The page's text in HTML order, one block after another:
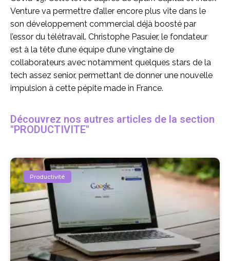
Venture va permettre d’aller encore plus vite dans le
son développement commercial déjà boosté par
l’essor du télétravail. Christophe Pasuier, le fondateur
est à la tête d’une équipe d’une vingtaine de
collaborateurs avec notamment quelques stars de la
tech assez senior, permettant de donner une nouvelle
impulsion à cette pépite made in France.
Découvrez nos autres articles de la section
"PRODUCTIVITE"
Productivité